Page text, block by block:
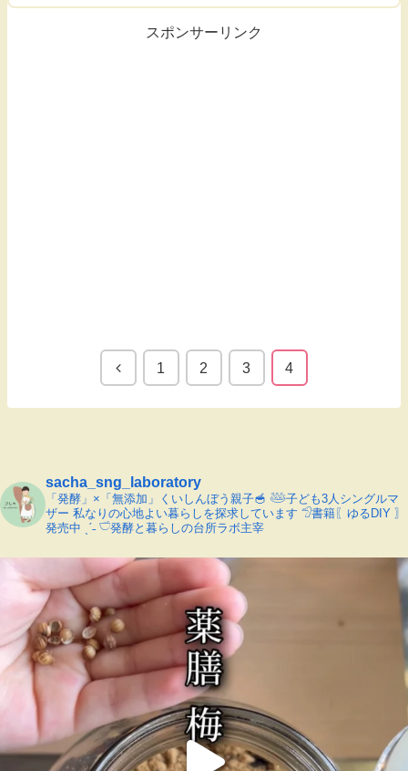
スポンサーリンク
1 2 3 4
sacha_sng_laboratory
「発酵」×「無添加」くいしんぼう親子🥣 𓅸子ども3人シングルマ
ザー 私なりの心地よい暮らしを探求しています 𓅿書籍〖ゆるDIY 〗
発売中 ˎˊ˗𓎩発酵と暮らしの台所ラボ主宰